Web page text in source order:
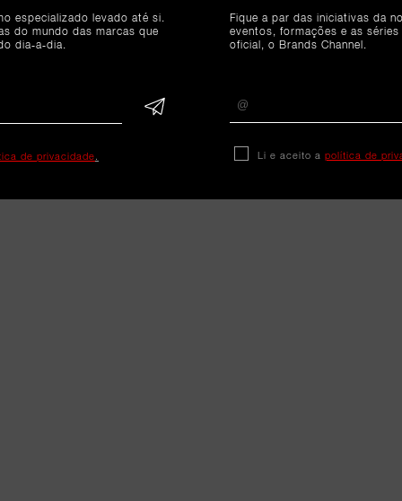
lenços de bolso com designs de
como Pikachu, Lapras, Rayquaza
especializado levado até si.
do mundo das marcas que
dia-a-dia.
de privacidade.
Fique a par das iniciativas da
eventos, formações e as
oficial, o Brands Channel.
Li e aceito a política de